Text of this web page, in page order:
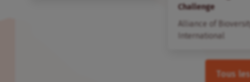
Challenge
Alliance of
International
Tous